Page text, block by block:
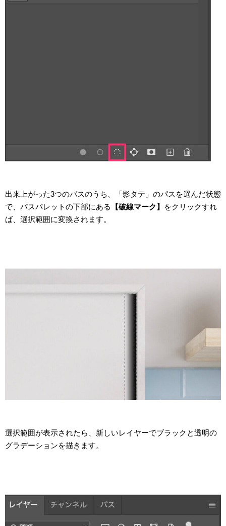
出来上がった3つのパスのうち、「影タテ」のパスを選んだ状態
で、パスパレットの下部にある
【破線マーク】
をクリックすれ
ば、選択範囲に変換されます。
選択範囲が表示されたら、新しいレイヤーでブラックと透明の
グラデーションを描きます。